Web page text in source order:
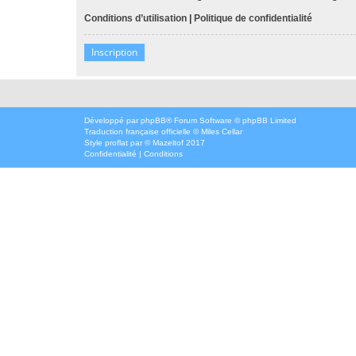
Conditions d’utilisation | Politique de confidentialité
Inscription
Développé par phpBB® Forum Software © phpBB Limited
Traduction française officielle ©Miles Cellar
Style proflat par ©Mazeltof 2017
Confidentialité | Conditions